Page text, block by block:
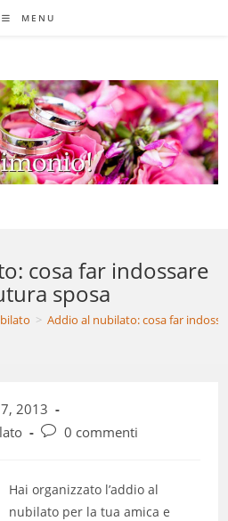
MENU
cosa far indossare
sposa
> Addio al nubilato: cosa far
2013
Commenti
0 commenti
Hai organizzato l’addio al
nubilato per la tua amica e